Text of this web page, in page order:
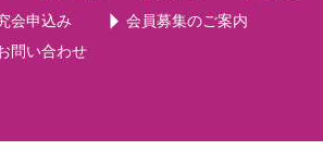
会申込み
会員募集のご案内
問い合わせ